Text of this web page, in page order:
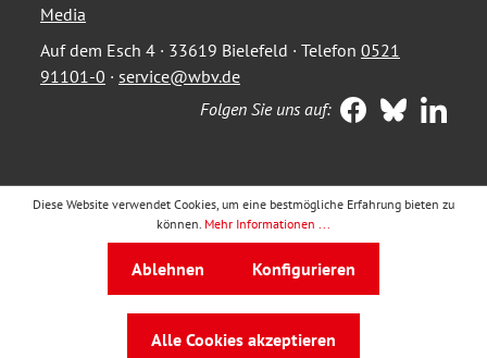
Media
Auf dem Esch 4 · 33619 Bielefeld · Telefon 0521
91101-0 · service@wbv.de
Folgen Sie uns auf:
Diese Website verwendet Cookies, um eine bestmögliche Erfahrung bieten zu
können. Mehr Informationen ...
Ablehnen Konfigurieren
Alle Cookies akzeptieren